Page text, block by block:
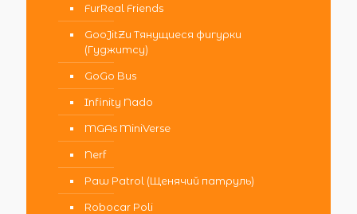
FurReal Friends
GooJitZu Тянущиеся фигурки
(Гуджитсу)
GoGo Bus
Infinity Nado
MGAs MiniVerse
Nerf
Paw Patrol (Щенячий патруль)
Robocar Poli